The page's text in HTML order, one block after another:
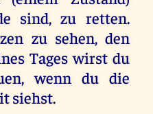
sind, zu retten.
zu sehen, den
Tages wirst du
wenn du die
siehst.